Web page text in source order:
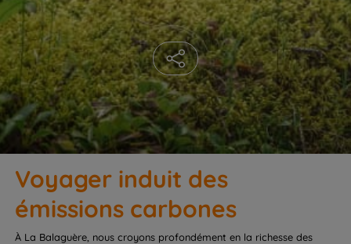
Voyager induit des
émissions carbones
À La Balaguère, nous croyons profondément en la richesse des